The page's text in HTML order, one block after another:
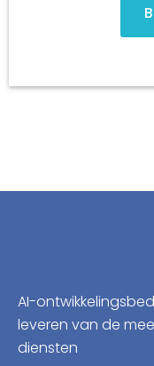
AI-
leveren van de
diensten